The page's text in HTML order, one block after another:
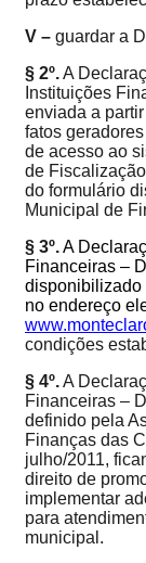
V – guardar a
§ 2º.A
Instituições
enviada a
fatos
de acesso ao
de
do formulário
Municipal de
§ 3º.A
Financeiras –
disponibilizado
no endereço
condições
§ 4º.A
Financeiras –
definido pela
Finanças das
julho/2011, f
direito de
implementar
para
municipal.